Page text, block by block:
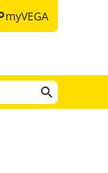
myVEGA